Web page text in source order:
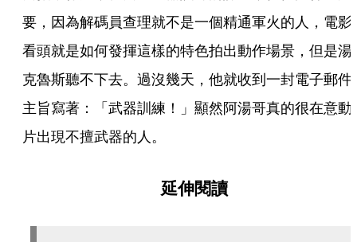
要，因為解碼員查理就不是一個精通軍火的人，電影
看頭就是如何發揮這樣的特色拍出動作場景，但是湯
克魯斯聽不下去。過沒幾天，他就收到一封電子郵件
主旨寫著：「武器訓練！」顯然阿湯哥真的很在意動
片出現不擅武器的人。
延伸閱讀